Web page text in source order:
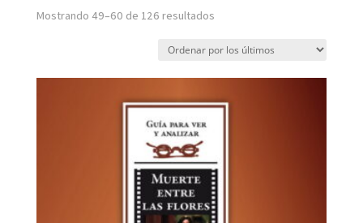
Mostrando 49–60 de 126 resultadosOrdenado